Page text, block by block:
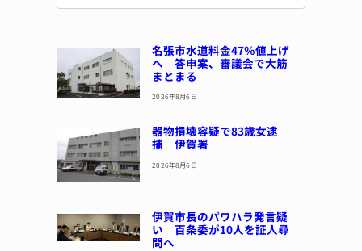
名張市水道料金47％値上げ
へ 答申案、審議会で大筋
まとまる
2026年8月6日
器物損壊容疑で83歳女逮
捕 伊賀署
2026年8月6日
伊賀市長のパワハラ発言疑
い 百条委が10人を証人尋
問へ